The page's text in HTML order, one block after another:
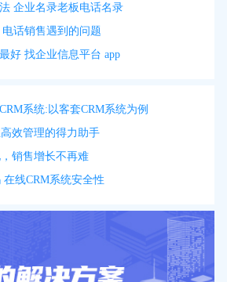
企业名录老板电话名录
话销售遇到的问题
好 找企业信息平台 app
系统:以客套CRM系统为例
效管理的得力助手
销售增长不再难
线CRM系统安全性